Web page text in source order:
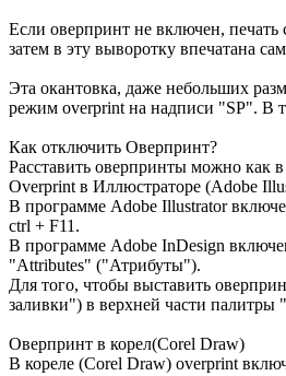
Если оверпринт не включен, печать
затем в эту выворотку впечатана
Эта окантовка, даже небольших
режим overprint на надписи "SP". В
Как отключить Оверпринт?
Расставить оверпринты можно как
Overprint в Иллюстраторе (Adobe
В программе Adobe Illustrator
ctrl + F11.
В программе Adobe InDesign
"Attributes" ("Атрибуты").
Для того, чтобы выставить
заливки") в верхней части
Оверпринт в корел(Corel Draw)
В кореле (Corel Draw) overprint